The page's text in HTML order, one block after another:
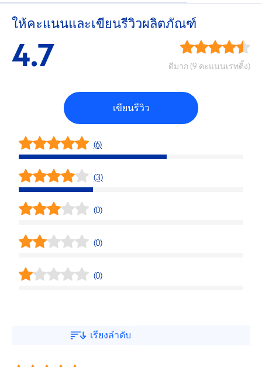
ให้คะแนนและเขียนรีวิวผลิตภัณฑ์
4.7 ดีมาก (9 คะแนนเรทติ้ง)
เขียนรีวิว
(6)
(3)
(0)
(0)
(0)
เรียงลำดับ